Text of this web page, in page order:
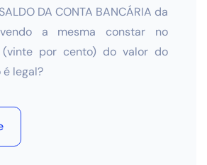
DA CONTA BANCÁRIA da
a mesma constar no
(vinte por cento) do valor do
é legal?